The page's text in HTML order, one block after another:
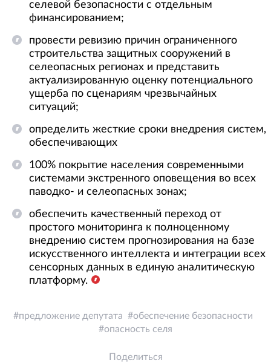
селевой безопасности с отдельным
финансированием;
провести ревизию причин ограниченного
строительства защитных сооружений в
селеопасных регионах и представить
актуализированную оценку потенциального
ущерба по сценариям чрезвычайных
ситуаций;
определить жесткие сроки внедрения систем,
обеспечивающих
100% покрытие населения современными
системами экстренного оповещения во всех
паводко- и селеопасных зонах;
обеспечить качественный переход от
простого мониторинга к полноценному
внедрению систем прогнозирования на базе
искусственного интеллекта и интеграции всех
сенсорных данных в единую аналитическую
платформу.
предложение депутата
обеспечение безопасности
опасность селя
Поделиться